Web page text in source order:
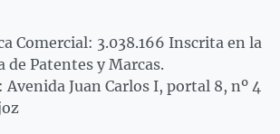
Comercial: 3.038.166 Inscrita en la
de Patentes y Marcas.
Juan Carlos I, portal 8, nº 4